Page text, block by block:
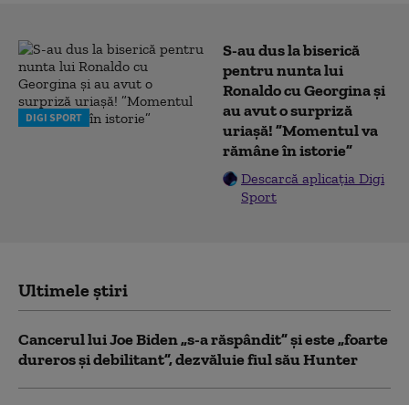
DIGI SPORT
S-au dus la biserică
pentru nunta lui
Ronaldo cu Georgina și
au avut o surpriză
uriașă! ”Momentul va
rămâne în istorie”
Descarcă aplicația Digi
Sport
Ultimele știri
Cancerul lui Joe Biden „s-a răspândit” şi este „foarte
dureros și debilitant”, dezvăluie fiul său Hunter